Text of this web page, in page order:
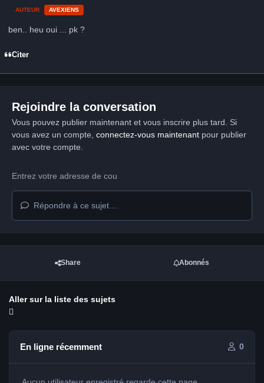
AUTEUR AVEXIENS
ben.. heu oui ... pk ?
Citer
Rejoindre la conversation
Vous pouvez publier maintenant et vous inscrire plus tard. Si
vous avez un compte, connectez-vous maintenantpour publier
avec votre compte.
Répondre à ce sujet…
Share Abonnés
Aller sur la liste des sujets
En ligne récemment 0